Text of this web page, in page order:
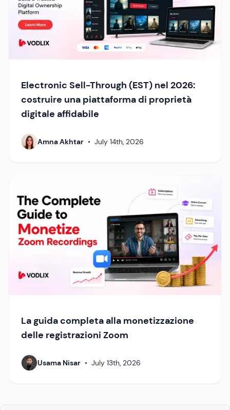
Electronic Sell-Through (EST) nel 2026:
costruire una piattaforma di proprietà
digitale affidabile
Amna Akhtar • July 14th, 2026
La guida completa alla monetizzazione
delle registrazioni Zoom
Usama Nisar • July 13th, 2026